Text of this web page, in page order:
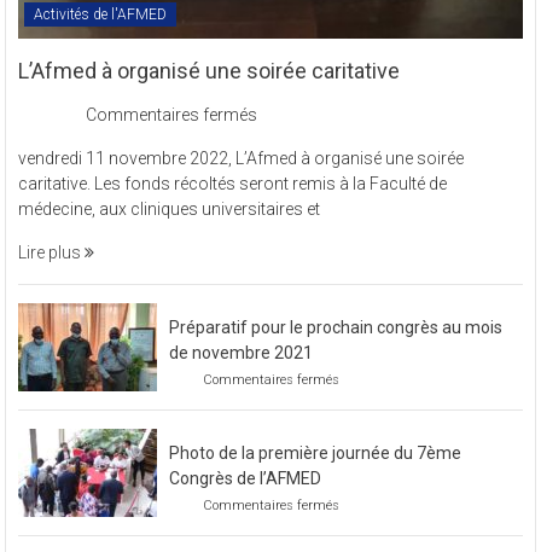
Activités de l'AFMED
L’Afmed à organisé une soirée caritative
Commentaires fermés
à
organisé
une
vendredi 11 novembre 2022, L’Afmed à organisé une soirée
caritative. Les fonds récoltés seront remis à la Faculté de
médecine, aux cliniques universitaires et
Lire plus
Préparatif pour le prochain congrès au mois
de novembre 2021
Commentaires fermés
prochain
de
Photo de la première journée du 7ème
Congrès de l’AFMED
Commentaires fermés